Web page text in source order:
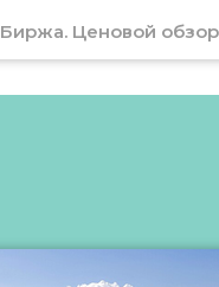
Биржа. Ценовой обзор